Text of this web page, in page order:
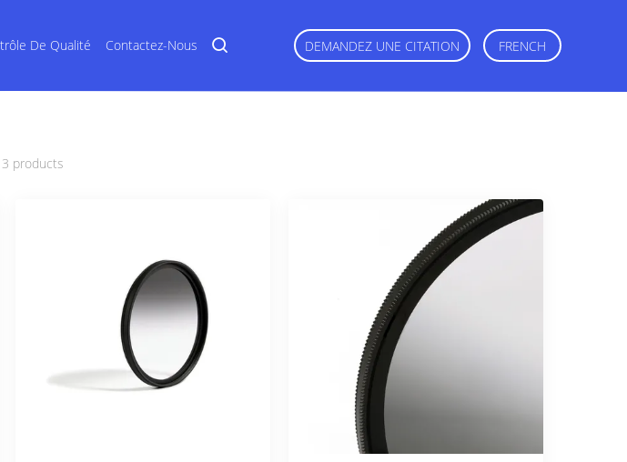
De Qualité Contactez-Nous DEMANDEZ UNE CITATION FRENCH
products